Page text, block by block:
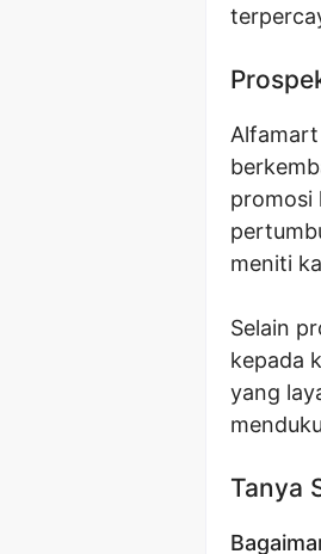
promosi
meniti
Selain
kepada
yang
Tanya